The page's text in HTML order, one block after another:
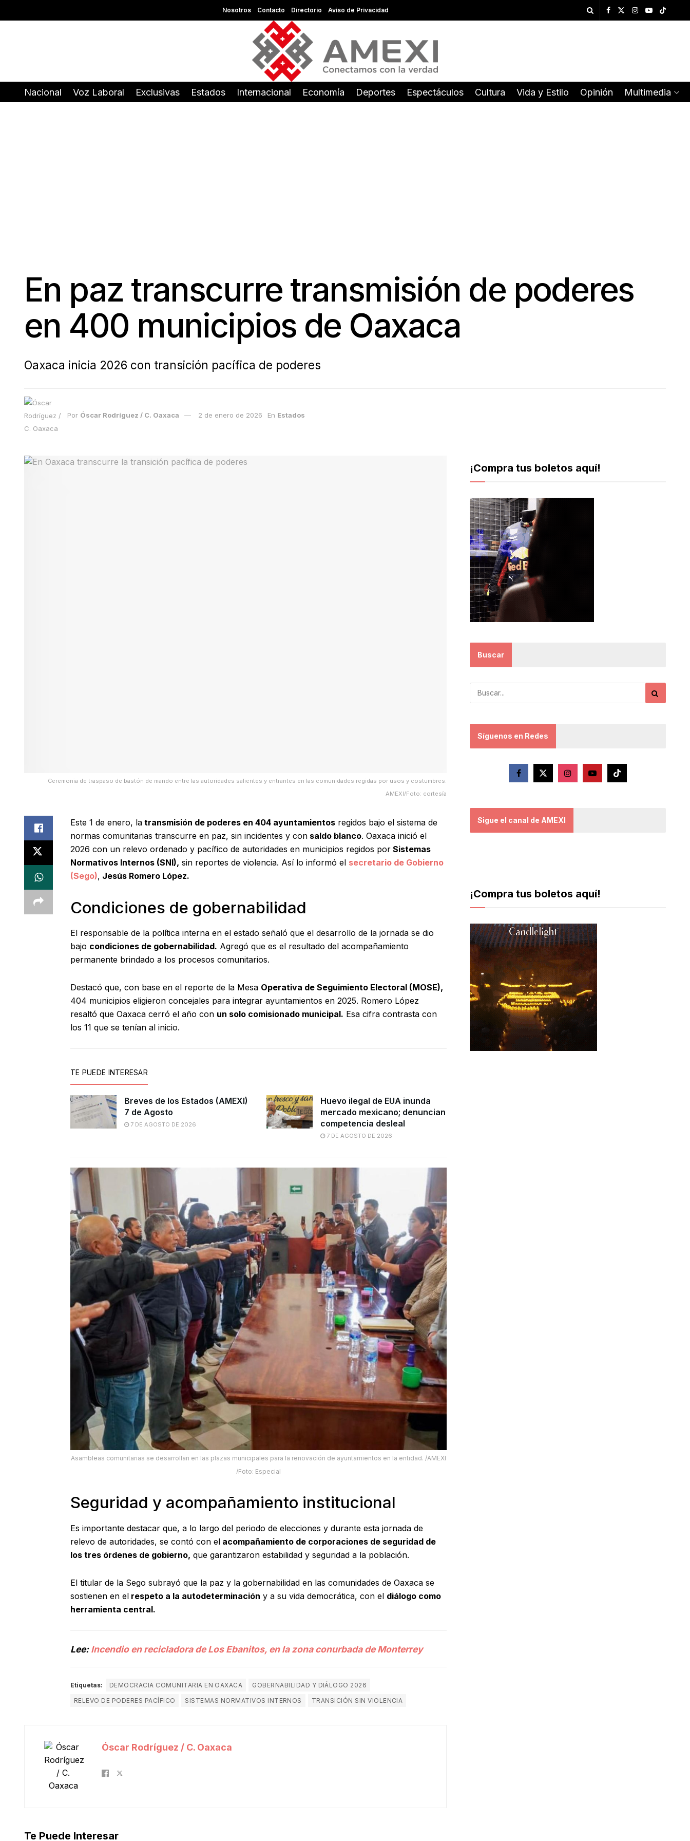
Nosotros Contacto Directorio Aviso de Privacidad
Nacional Voz Laboral Exclusivas Estados Internacional Economía Deportes Espectáculos Cultura Vida y Estilo Opinión Multimedia
En paz transcurre transmisión de poderes
en 400 municipios de Oaxaca
Oaxaca inicia 2026 con transición pacífica de poderes
Por Óscar Rodríguez / C. Oaxaca 2 de enero de 2026 En Estados
Ceremonia de traspaso de bastón de mando entre las autoridades salientes y entrantes en las comunidades regidas por usos y costumbres.
AMEXI/Foto: cortesía
Este 1 de enero, la transmisión de poderes en 404 ayuntamientos regidos bajo el sistema de
normas comunitarias transcurre en paz, sin incidentes y con saldo blanco. Oaxaca inició el
2026 con un relevo ordenado y pacífico de autoridades en municipios regidos por Sistemas
Normativos Internos (SNI), sin reportes de violencia. Así lo informó el secretario de Gobierno
(Sego), Jesús Romero López.
Condiciones de gobernabilidad
El responsable de la política interna en el estado señaló que el desarrollo de la jornada se dio
bajo condiciones de gobernabilidad. Agregó que es el resultado del acompañamiento
permanente brindado a los procesos comunitarios.
Destacó que, con base en el reporte de la Mesa Operativa de Seguimiento Electoral (MOSE),
404 municipios eligieron concejales para integrar ayuntamientos en 2025. Romero López
resaltó que Oaxaca cerró el año con un solo comisionado municipal. Esa cifra contrasta con
los 11 que se tenían al inicio.
TE PUEDE INTERESAR
Breves de los Estados (AMEXI)
7 de Agosto
7 DE AGOSTO DE 2026
Huevo ilegal de EUA inunda
mercado mexicano; denuncian
competencia desleal
7 DE AGOSTO DE 2026
Asambleas comunitarias se desarrollan en las plazas municipales para la renovación de ayuntamientos en la entidad. /AMEXI
/Foto: Especial
Seguridad y acompañamiento institucional
Es importante destacar que, a lo largo del periodo de elecciones y durante esta jornada de
relevo de autoridades, se contó con el acompañamiento de corporaciones de seguridad de
los tres órdenes de gobierno, que garantizaron estabilidad y seguridad a la población.
El titular de la Sego subrayó que la paz y la gobernabilidad en las comunidades de Oaxaca se
sostienen en el respeto a la autodeterminación y a su vida democrática, con el diálogo como
herramienta central.
Lee:Incendio en recicladora de Los Ebanitos, en la zona conurbada de Monterrey
Etiquetas: DEMOCRACIA COMUNITARIA EN OAXACA
GOBERNABILIDAD Y DIÁLOGO 2026
RELEVO DE PODERES PACÍFICO
SISTEMAS NORMATIVOS INTERNOS TRANSICIÓN SIN VIOLENCIA
Óscar Rodríguez / C. Oaxaca
Te Puede Interesar
¡Compra tus boletos aquí!
Buscar
Síguenos en Redes
Sigue el canal de AMEXI
¡Compra tus boletos aquí!